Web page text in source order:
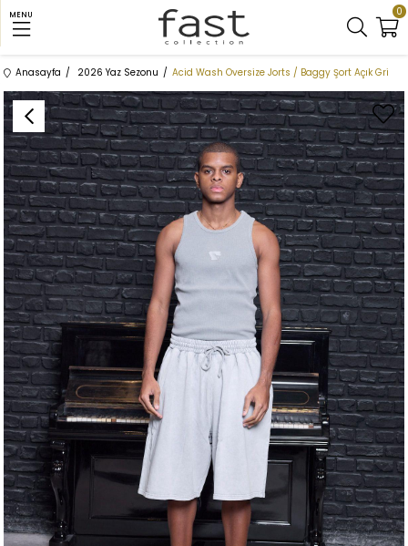
MENU 0
Anasayfa 2026 Yaz Sezonu Acid Wash Oversize Jorts / Baggy Şort Açık Gri